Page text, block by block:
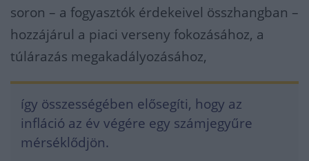
soron – a fogyasztók érdekeivel összhangban –
hozzájárul a piaci verseny fokozásához, a
túlárazás megakadályozásához,
így összességében elősegíti, hogy az
infláció az év végére egy számjegyűre
mérséklődjön.